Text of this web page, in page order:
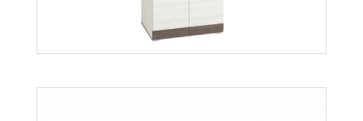
Więcej